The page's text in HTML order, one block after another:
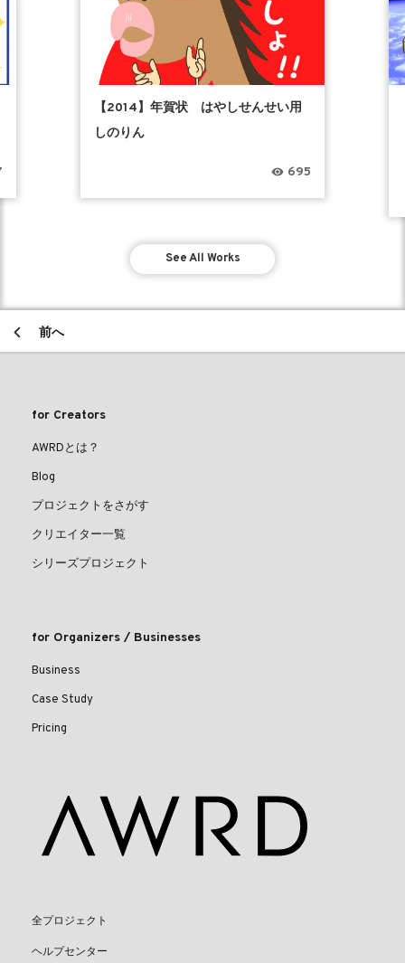
【2014】年賀状 はやしせんせい用
しのりん
695
See All Works
前へ
for Creators
AWRDとは？
Blog
プロジェクトをさがす
クリエイター一覧
シリーズプロジェクト
for Organizers / Businesses
Business
Case Study
Pricing
全プロジェクト
ヘルプセンター